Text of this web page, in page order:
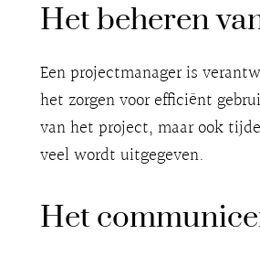
Het beheren
Een projectmanager is
het zorgen voor efficiënt
van het project, maar ook
veel wordt uitgegeven.
Het